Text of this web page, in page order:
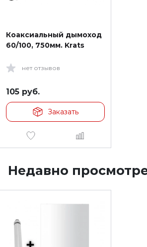
Коаксиальный дымоход
60/100, 750мм. Krats
нет отзывов
105 руб.
Заказать
Недавно